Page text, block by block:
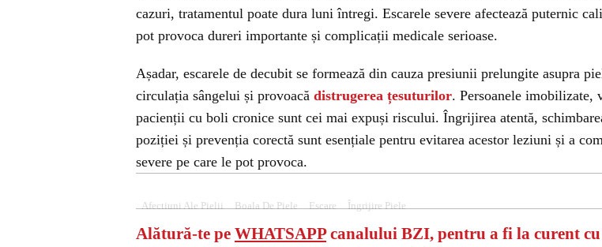
cazuri, tratamentul poate dura luni întregi. Escarele severe afectează puternic
pot provoca dureri importante și complicații medicale serioase.
Așadar, escarele de decubit se formează din cauza presiunii prelungite asupra
circulația sângelui și provoacă distrugerea țesuturilor. Persoanele imobilizate,
pacienții cu boli cronice sunt cei mai expuși riscului. Îngrijirea atentă,
poziției și prevenția corectă sunt esențiale pentru evitarea acestor leziuni și a
severe pe care le pot provoca.
Afectiuni Ale Pielii Boala De Piele Escare Îngrijire Piele
Alătură-te pe WHATSAPPcanalului BZI, pentru a fi la curent cu